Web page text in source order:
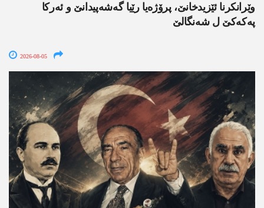
وێرانکرنا ئێزیدخانێ، پرۆژەیا رێیا گەشەپیدانێ و ئەرکا
پەکەکێ ل شەنگالێ
2026-08-05